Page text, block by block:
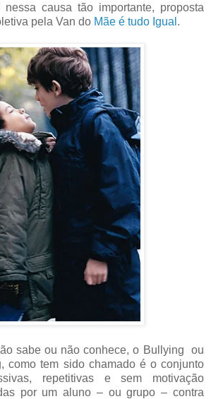
nessa causa tão importante, proposta
pela Van do Mãe é tudo Igual .
sabe ou não conhece, o Bullying ou
como tem sido chamado é o conjunto
repetitivas e sem motivação
por um aluno – ou grupo – contra